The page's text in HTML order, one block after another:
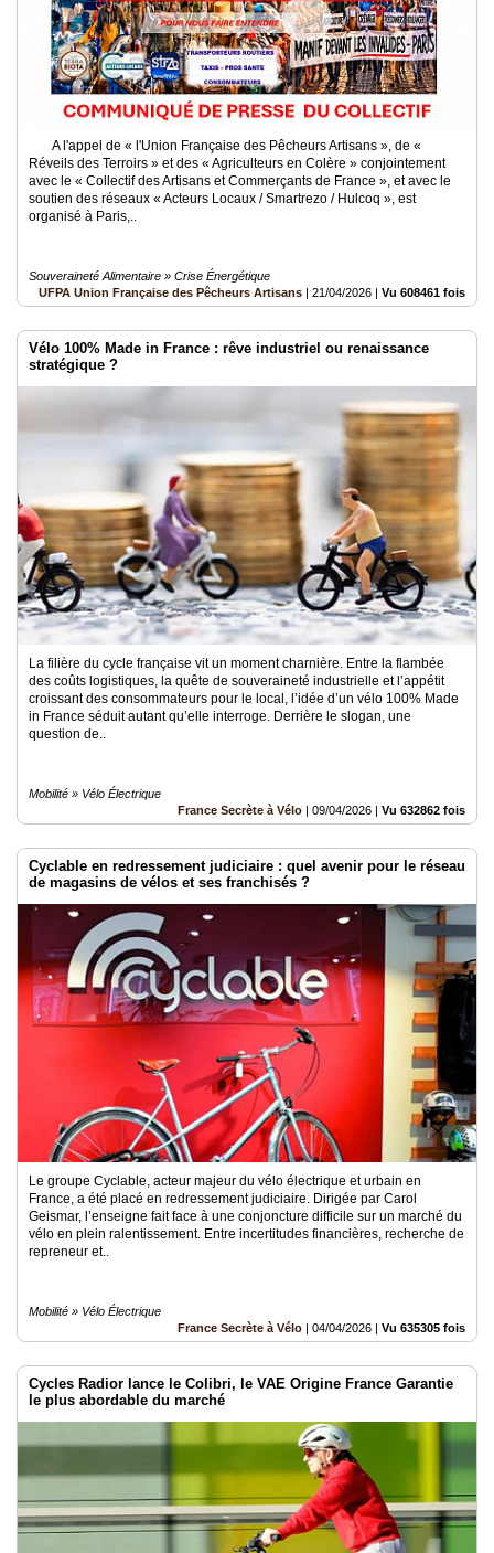
A l'appel de « l'Union Française des Pêcheurs Artisans », de «
Réveils des Terroirs » et des « Agriculteurs en Colère » conjointement
avec le « Collectif des Artisans et Commerçants de France », et avec le
soutien des réseaux « Acteurs Locaux / Smartrezo / Hulcoq », est
organisé à Paris,..
Souveraineté Alimentaire » Crise Énergétique
UFPA Union Française des Pêcheurs Artisans | 21/04/2026 | Vu 608461 fois
Vélo 100% Made in France : rêve industriel ou renaissance
stratégique ?
La filière du cycle française vit un moment charnière. Entre la flambée
des coûts logistiques, la quête de souveraineté industrielle et l’appétit
croissant des consommateurs pour le local, l’idée d’un vélo 100% Made
in France séduit autant qu’elle interroge. Derrière le slogan, une
question de..
Mobilité » Vélo Électrique
France Secrète à Vélo | 09/04/2026 | Vu 632862 fois
Cyclable en redressement judiciaire : quel avenir pour le réseau
de magasins de vélos et ses franchisés ?
Le groupe Cyclable, acteur majeur du vélo électrique et urbain en
France, a été placé en redressement judiciaire. Dirigée par Carol
Geismar, l’enseigne fait face à une conjoncture difficile sur un marché du
vélo en plein ralentissement. Entre incertitudes financières, recherche de
repreneur et..
Mobilité » Vélo Électrique
France Secrète à Vélo | 04/04/2026 | Vu 635305 fois
Cycles Radior lance le Colibri, le VAE Origine France Garantie
le plus abordable du marché